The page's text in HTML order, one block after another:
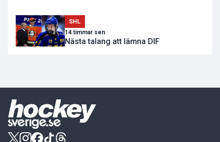
SHL
14 timmar sen
Nästa talang att lämna DIF